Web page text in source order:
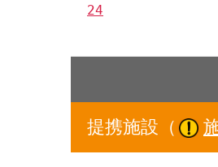
24
提携施設（